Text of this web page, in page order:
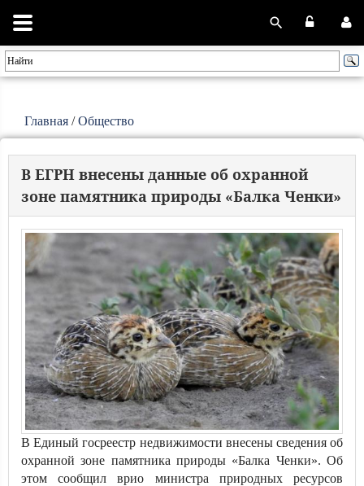
Главная /Общество
В ЕГРН внесены данные об охранной
зоне памятника природы «Балка Ченки»
В Единый госреестр недвижимости внесены сведения об
охранной зоне памятника природы «Балка Ченки». Об
этом сообщил врио министра природных ресурсов